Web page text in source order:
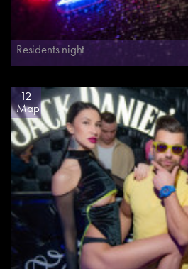
Residents night
12
Мар